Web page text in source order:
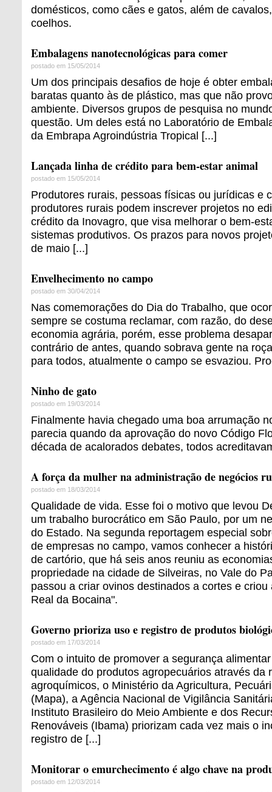
domésticos, como cães e gatos, além de
coelhos.
Embalagens nanotecnológicas para comer
postado em 15/05/2014
Um dos principais desafios de hoje é obter
baratas quanto às de plástico, mas que não
ambiente. Diversos grupos de pesquisa no
questão. Um deles está no Laboratório de
da Embrapa Agroindústria Tropical [...]
Lançada linha de crédito para bem-estar animal
postado em 15/05/2014
Produtores rurais, pessoas físicas ou jurídicas e
produtores rurais podem inscrever projetos no
crédito da Inovagro, que visa melhorar o bem-
sistemas produtivos. Os prazos para novos
de maio [...]
Envelhecimento no campo
postado em 30/04/2014
Nas comemorações do Dia do Trabalho, que
sempre se costuma reclamar, com razão, do
economia agrária, porém, esse problema
contrário de antes, quando sobrava gente na
para todos, atualmente o campo se esvaziou.
Ninho de gato
postado em 19/03/2014
Finalmente havia chegado uma boa arrumação
parecia quando da aprovação do novo Código
década de acalorados debates, todos
A força da mulher na administração de negócios
postado em 18/03/2014
Qualidade de vida. Esse foi o motivo que levou
um trabalho burocrático em São Paulo, por um
do Estado. Na segunda reportagem especial
de empresas no campo, vamos conhecer a
de cartório, que há seis anos reuniu as
propriedade na cidade de Silveiras, no Vale do
passou a criar ovinos destinados a cortes e criou
Real da Bocaina".
Governo prioriza uso e registro de produtos
postado em 17/03/2014
Com o intuito de promover a segurança
qualidade do produtos agropecuários através da
agroquímicos, o Ministério da Agricultura,
(Mapa), a Agência Nacional de Vigilância
Instituto Brasileiro do Meio Ambiente e dos
Renováveis (Ibama) priorizam cada vez mais o
registro de [...]
Monitorar o emurchecimento é algo chave na
postado em 12/03/2014